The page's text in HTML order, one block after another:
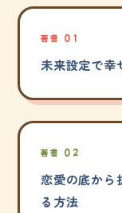
著書 01
未来設定で幸
著書 02
恋愛の底から
る方法